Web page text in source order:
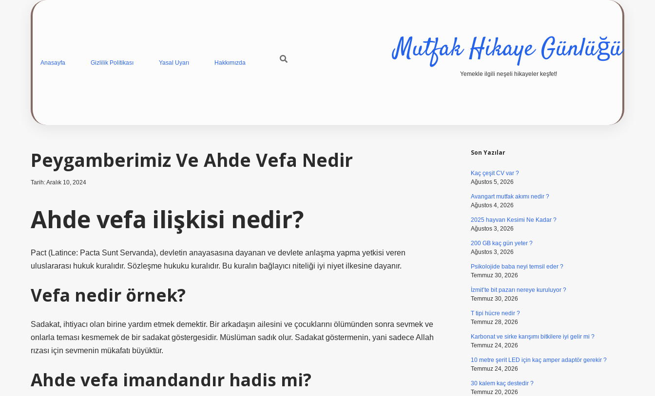
Anasayfa Gizlilik Politikası Yasal Uyarı Hakkımızda Mutfak Hikaye Günlüğü
Yemekle ilgili neşeli hikayeler keşfet!
Peygamberimiz Ve Ahde Vefa Nedir
Tarih: Aralık 10, 2024
Ahde vefa ilişkisi nedir?
Pact (Latince: Pacta Sunt Servanda), devletin anayasasına dayanan ve devlete anlaşma yapma yetkisi veren
uluslararası hukuk kuralıdır. Sözleşme hukuku kuralıdır. Bu kuralın bağlayıcı niteliği iyi niyet ilkesine dayanır.
Vefa nedir örnek?
Sadakat, ihtiyacı olan birine yardım etmek demektir. Bir arkadaşın ailesini ve çocuklarını ölümünden sonra sevmek ve
onlarla teması kesmemek de bir sadakat göstergesidir. Müslüman sadık olur. Sadakat göstermenin, yani sadece Allah
rızası için sevmenin mükafatı büyüktür.
Ahde vefa imandandır hadis mi?
Son Yazılar
Kaç çeşit CV var ?
Ağustos 5, 2026
Avangart mutfak akımı nedir ?
Ağustos 4, 2026
2025 hayvan Kesimi Ne Kadar ?
Ağustos 3, 2026
200 GB kaç gün yeter ?
Ağustos 3, 2026
Psikolojide baba neyi temsil eder ?
Temmuz 30, 2026
İzmit’te bit pazarı nereye kuruluyor ?
Temmuz 30, 2026
T tipi hücre nedir ?
Temmuz 28, 2026
Karbonat ve sirke karışımı bitkilere iyi gelir mi ?
Temmuz 24, 2026
10 metre şerit LED için kaç amper adaptör gerekir ?
Temmuz 24, 2026
30 kalem kaç destedir ?
Temmuz 20, 2026